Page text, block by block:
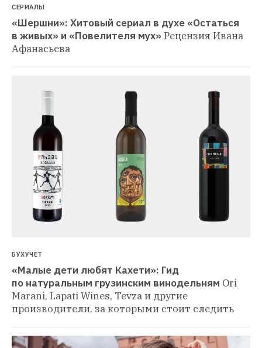
СЕРИАЛЫ
«Шершни»: Хитовый сериал в духе «Остаться
в живых» и «Повелителя мух» Рецензия Ивана
Афанасьева
БУХУЧЕТ
«Малые дети любят Кахети»: Гид
по натуральным грузинским винодельням Ori
Marani, Lapati Wines, Tevza и другие
производители, за которыми стоит следить